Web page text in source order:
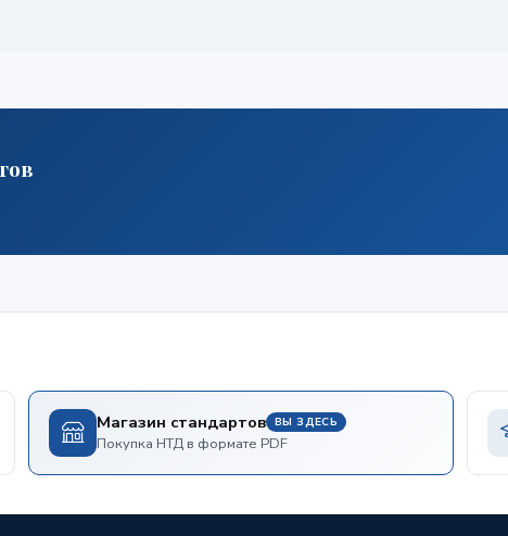
Магазин стандартов ВЫ ЗДЕСЬ
Покупка НТД в формате PDF